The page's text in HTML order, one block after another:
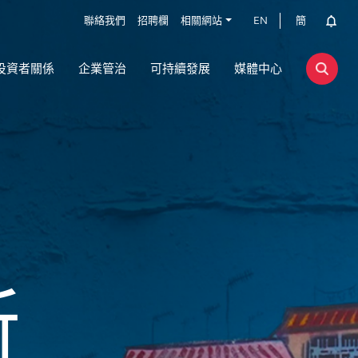
聯絡我們 招聘欄 相關網站 EN 簡
資者關係 企業管治 可持續發展 媒體中心